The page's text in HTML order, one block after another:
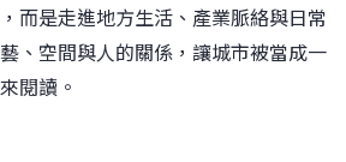
而是走進地方生活、產業脈絡與日常
、空間與人的關係，讓城市被當成一
閱讀。